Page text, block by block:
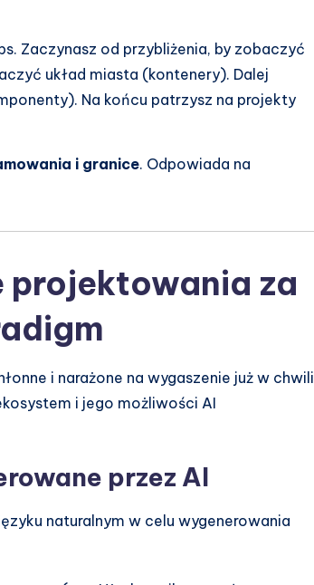
Zaczynasz od przybliżenia, by zobaczyć
układ miasta (kontenery). Dalej
Na końcu patrzysz na projekty
i granice. Odpowiada na
projektowania za
i narażone na wygaszenie już w chwili
i jego możliwości AI
przez AI
naturalnym w celu wygenerowania